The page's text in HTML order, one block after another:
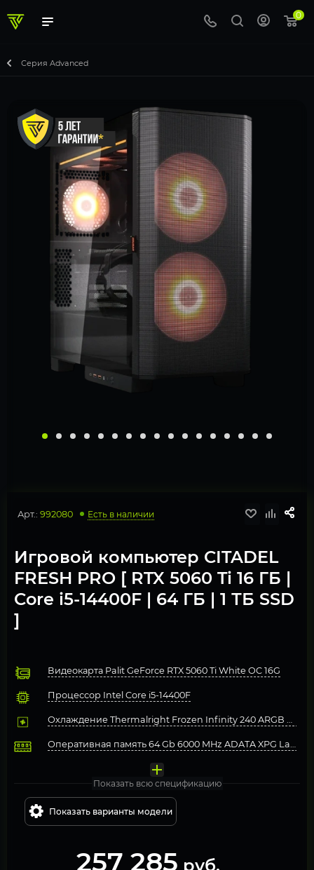
0
Серия Advanced
Арт.: 992080 Есть в наличии
Игровой компьютер CITADEL
FRESH PRO [ RTX 5060 Ti 16 ГБ |
Core i5-14400F | 64 ГБ | 1 ТБ SSD
]
Видеокарта Palit GeForce RTX 5060 Ti White OC 16G
Процессор Intel Core i5-14400F
Охлаждение Thermalright Frozen Infinity 240 ARGB Black
Оперативная память 64 Gb 6000 MHz ADATA XPG Lancer
Показать всю спецификацию
Показать варианты модели
257 285 руб.